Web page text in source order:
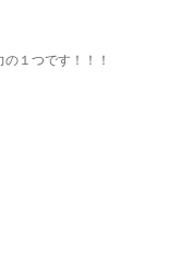
１つです！！！